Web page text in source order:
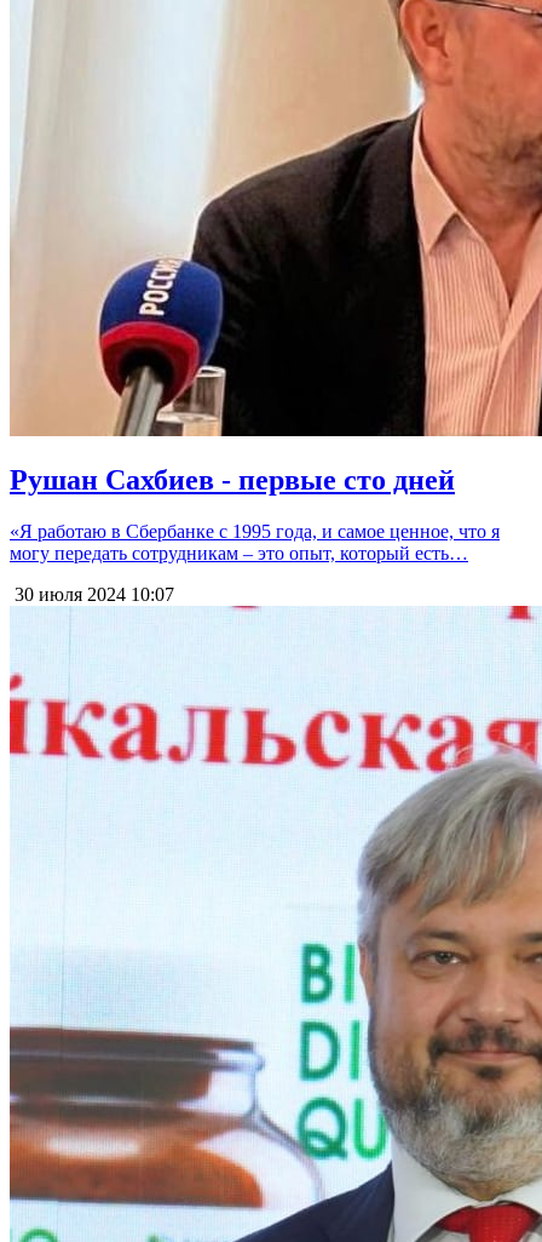
Рушан Сахбиев - первые сто дней
«Я работаю в Сбербанке с 1995 года, и самое ценное, что я
могу передать сотрудникам – это опыт, который есть…
30 июля 2024 10:07